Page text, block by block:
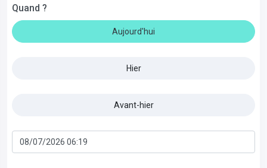
Quand ?
Aujourd'hui
Hier
Avant-hier